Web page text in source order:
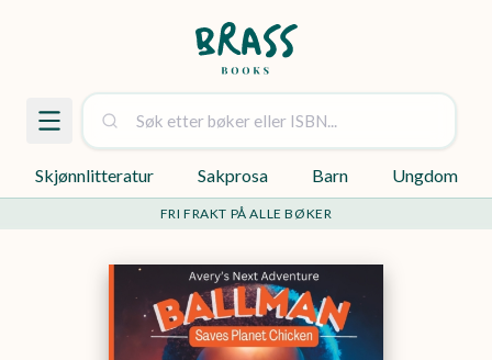
Skjønnlitteratur Sakprosa Barn Ungdom
FRI FRAKT PÅ ALLE BØKER